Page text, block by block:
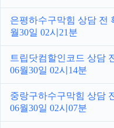
은평하수구막힘 상담 전
월30일 02시21분
트립닷컴할인코드 상담
06월30일 02시14분
중랑구하수구막힘 상담
06월30일 02시07분